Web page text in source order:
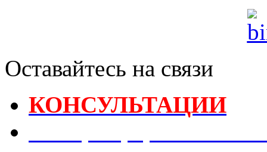
Оставайтесь на связи
КОНСУЛЬТАЦИИ